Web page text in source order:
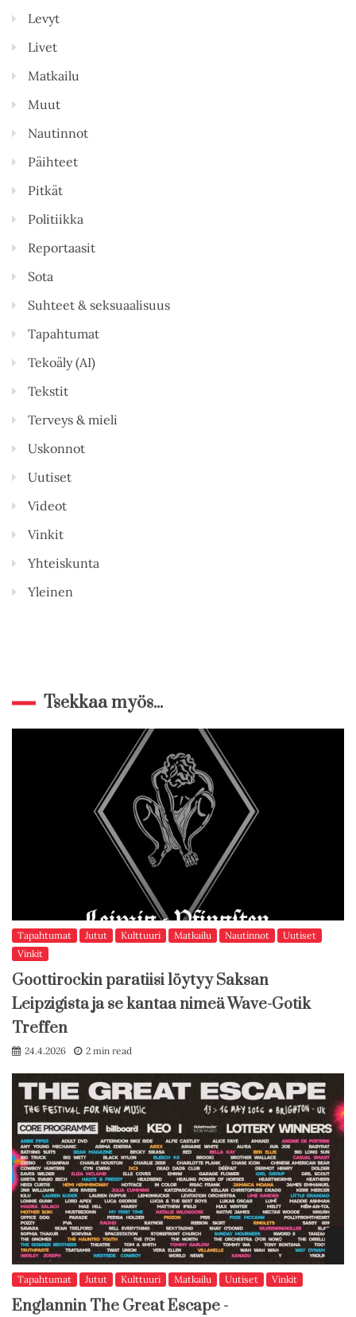
Levyt
Livet
Matkailu
Muut
Nautinnot
Päihteet
Pitkät
Politiikka
Reportaasit
Sota
Suhteet & seksuaalisuus
Tapahtumat
Tekoäly (AI)
Tekstit
Terveys & mieli
Uskonnot
Uutiset
Videot
Vinkit
Yhteiskunta
Yleinen
Tsekkaa myös...
Tapahtumat Jutut Kulttuuri Matkailu Nautinnot
Uutiset
Vinkit
Goottirockin paratiisi löytyy Saksan
Leipzigista ja se kantaa nimeä Wave-Gotik
Treffen
24.4.2026 2 min read
Tapahtumat Jutut Kulttuuri Matkailu Uutiset Vinkit
Englannin The Great Escape -